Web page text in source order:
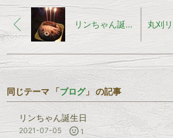
リンちゃん誕生日 丸刈
同じテーマ 「ブログ」 の記事
リンちゃん誕生日
2021-07-05 1